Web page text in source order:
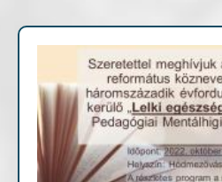
Archív